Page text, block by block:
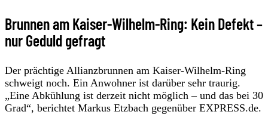
Brunnen am Kaiser-Wilhelm-Ring: Kein Defekt –
nur Geduld gefragt
Der prächtige Allianzbrunnen am Kaiser-Wilhelm-Ring
schweigt noch. Ein Anwohner ist darüber sehr traurig.
„Eine Abkühlung ist derzeit nicht möglich – und das bei 30
Grad“, berichtet Markus Etzbach gegenüber EXPRESS.de.